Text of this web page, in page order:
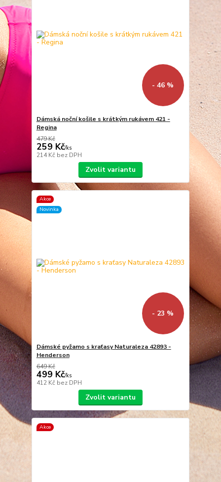
- 46 %
Dámská noční košile s krátkým rukávem 421 -
Regina
479 Kč
259 Kč/ks
214 Kč bez DPH
Zvolit variantu
Akce
Novinka
- 23 %
Dámské pyžamo s kraťasy Naturaleza 42893 -
Henderson
649 Kč
499 Kč/ks
412 Kč bez DPH
Zvolit variantu
Akce